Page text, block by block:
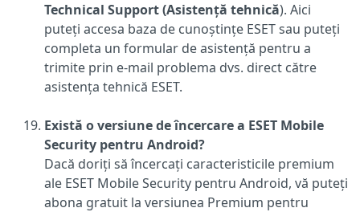
Technical Support (Asistență tehnică). Aici
puteți accesa baza de cunoștințe ESET sau puteți
completa un formular de asistență pentru a
trimite prin e-mail problema dvs. direct către
asistența tehnică ESET.
Există o versiune de încercare a ESET Mobile
Security pentru Android?
Dacă doriți să încercați caracteristicile premium
ale ESET Mobile Security pentru Android, vă puteți
abona gratuit la versiunea Premium pentru